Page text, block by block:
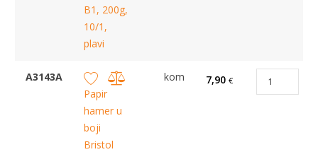
B1, 200g,
10/1,
plavi
A3143A
Papir
hamer u
boji
Bristol
kom 7,90 €